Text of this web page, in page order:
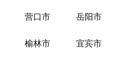
营口市 岳阳市
榆林市 宜宾市